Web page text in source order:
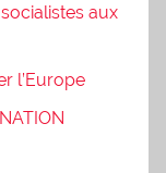
aux
l’Europe